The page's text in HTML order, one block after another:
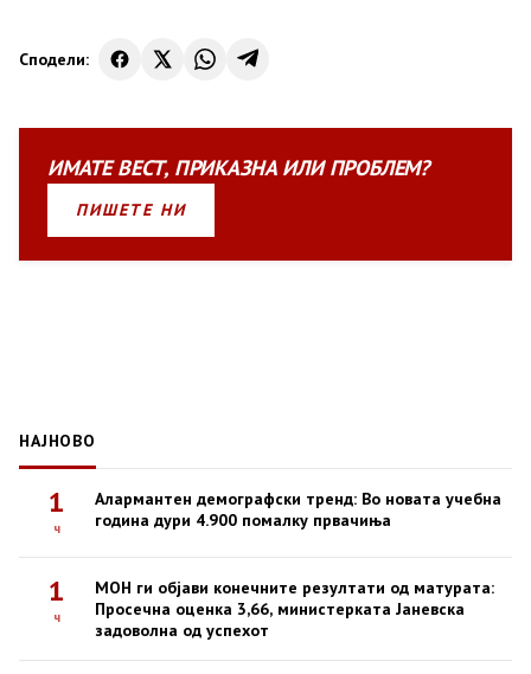
Сподели:
ИМАТЕВЕСТ, ПРИКАЗНАИЛИПРОБЛЕМ?
ПИШЕТЕ НИ
НАЈНОВО
1
ч
Алармантен демографски тренд: Во новата учебна
година дури 4.900 помалку првачиња
1
ч
МОН ги објави конечните резултати од матурата:
Просечна оценка 3,66, министерката Јаневска
задоволна од успехот